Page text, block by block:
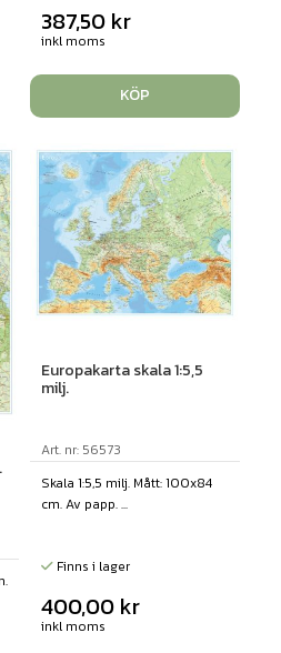
387,50 kr
inkl moms
KÖP
Europakarta skala 1:5,5
milj.
Art. nr: 56573
Skala 1:5,5 milj. Mått: 100x84
cm. Av papp. ...
Finns i lager
400,00 kr
inkl moms